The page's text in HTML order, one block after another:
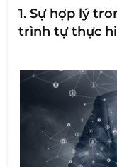
1. Sự hợp lý
trình tự thực